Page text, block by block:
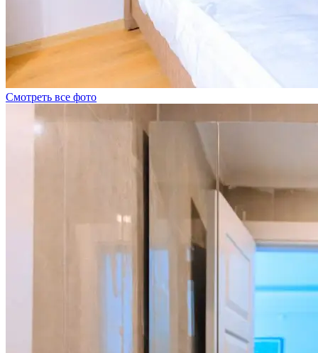
Смотреть все фото